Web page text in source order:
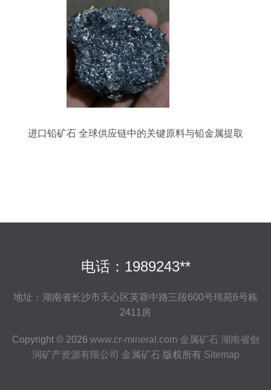
进口铅矿石 全球供应链中的关键原料与铅金属提取
电话：1989243**
地址：湖南省长沙市天心区芙蓉中路三段600号玮苑6号栋
2411房
Copyright © 2026 www.cr-mineral.com 金属矿石 湖南省创
润矿产资源有限公司 金属矿石 版权所有 Sitemap